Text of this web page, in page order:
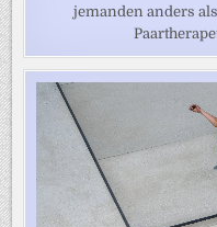
jemanden anders